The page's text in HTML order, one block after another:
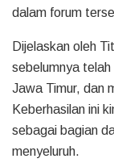
dalam forum
Dijelaskan oleh
sebelumnya
Jawa Timur, dan
Keberhasilan ini
sebagai bagian
menyeluruh.